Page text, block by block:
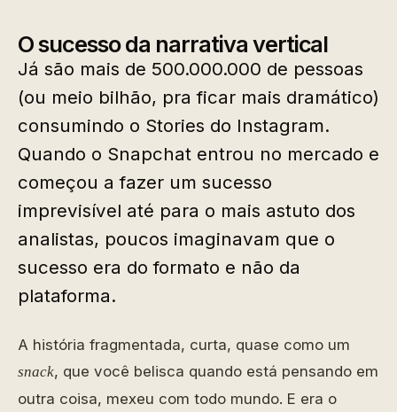
O sucesso da narrativa vertical
Já são mais de 500.000.000 de pessoas
(ou meio bilhão, pra ficar mais dramático)
consumindo o Stories do Instagram.
Quando o Snapchat entrou no mercado e
começou a fazer um sucesso
imprevisível até para o mais astuto dos
analistas, poucos imaginavam que o
sucesso era do formato e não da
plataforma.
A história fragmentada, curta, quase como um
snack, que você belisca quando está pensando em
outra coisa, mexeu com todo mundo. E era o